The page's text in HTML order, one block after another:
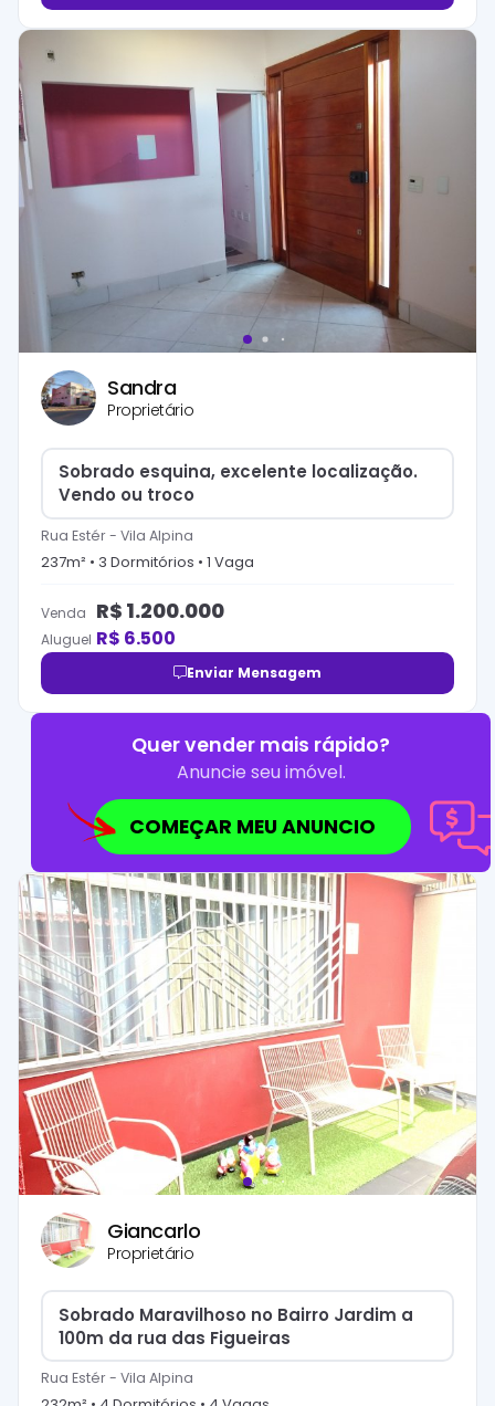
Sandra
Proprietário
Sobrado esquina, excelente localização.
Vendo ou troco
Rua Estér- Vila Alpina
237m² • 3 Dormitórios • 1 Vaga
Venda R$ 1.200.000
Aluguel R$ 6.500
Enviar Mensagem
Quer vender mais rápido?
Anuncie seu imóvel.
COMEÇAR MEU ANUNCIO
Giancarlo
Proprietário
Sobrado Maravilhoso no Bairro Jardim a
100m da rua das Figueiras
Rua Estér- Vila Alpina